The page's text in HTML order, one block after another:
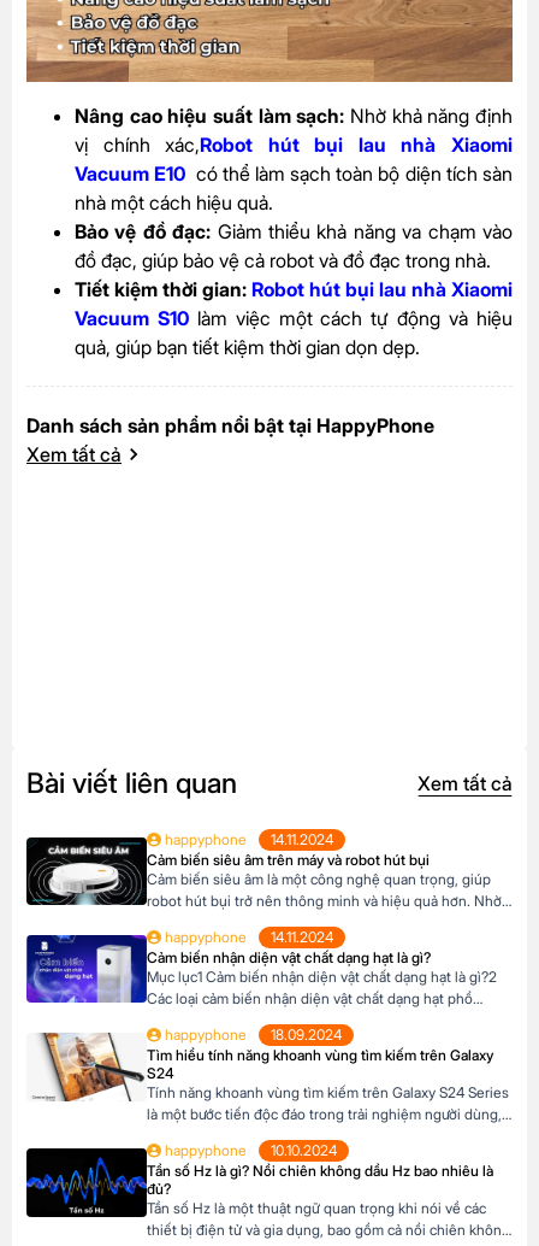
Nâng cao hiệu suất làm sạch: Nhờ khả năng định
vị chính xác,Robot hút bụi lau nhà Xiaomi
Vacuum E10 có thể làm sạch toàn bộ diện tích sàn
nhà một cách hiệu quả.
Bảo vệ đồ đạc: Giảm thiểu khả năng va chạm vào
đồ đạc, giúp bảo vệ cả robot và đồ đạc trong nhà.
Tiết kiệm thời gian: Robot hút bụi lau nhà Xiaomi
Vacuum S10làm việc một cách tự động và hiệu
quả, giúp bạn tiết kiệm thời gian dọn dẹp.
Danh sách sản phẩm nổi bật tại HappyPhone
Xem tất cả
Bài viết liên quan Xem tất cả
happyphone
14.11.2024
Cảm biến siêu âm trên máy và robot hút bụi
Cảm biến siêu âm là một công nghệ quan trọng, giúp
robot hút bụi trở nên thông minh và hiệu quả hơn. Nhờ
có cảm biến siêu âm, robot có thể tự động làm sạch nhà
cửa mà không cần sự can thiệp của con người. Khi chọn
mua robot hút bụi, hãy ưu tiên […]
happyphone
14.11.2024
Cảm biến nhận diện vật chất dạng hạt là gì?
Mục lục1 Cảm biến nhận diện vật chất dạng hạt là gì?2
Các loại cảm biến nhận diện vật chất dạng hạt phổ
biến3 Ứng dụng trong đời sống4 Lợi ích khi sử dụng
Cảm biến nhận diện vật chất dạng hạt là gì? Cảm biến
nhận diện vật chất dạng hạt là một thiết […]
happyphone
18.09.2024
Tìm hiểu tính năng khoanh vùng tìm kiếm trên Galaxy
S24
Tính năng khoanh vùng tìm kiếm trên Galaxy S24 Series
là một bước tiến độc đáo trong trải nghiệm người dùng,
giúp bạn nhanh chóng tìm kiếm thông tin trực tiếp từ
hình ảnh hoặc văn bản mà không cần chuyển đổi ứng
dụng. Mục lục1 Tính năng khoanh vùng tìm kiếm là gì?2
Lợi […]
happyphone
10.10.2024
Tần số Hz là gì? Nồi chiên không dầu Hz bao nhiêu là
đủ?
Tần số Hz là một thuật ngữ quan trọng khi nói về các
thiết bị điện tử và gia dụng, bao gồm cả nồi chiên không